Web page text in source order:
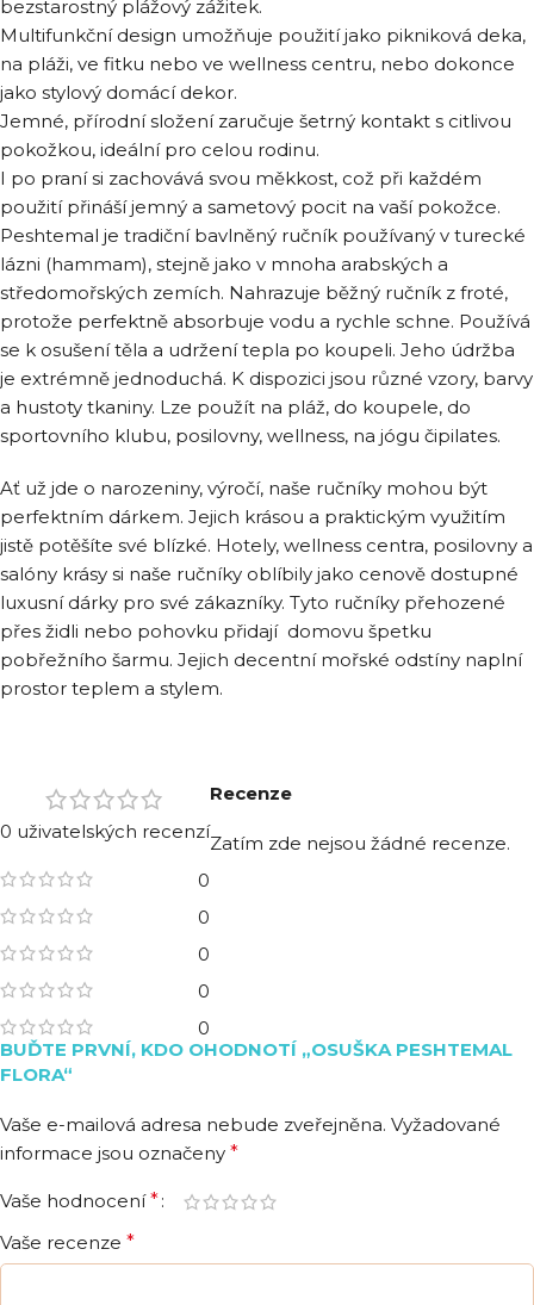
bezstarostný plážový zážitek.
Multifunkční design umožňuje použití jako pikniková deka,
na pláži, ve fitku nebo ve wellness centru, nebo dokonce
jako stylový domácí dekor.
Jemné, přírodní složení zaručuje šetrný kontakt s citlivou
pokožkou, ideální pro celou rodinu.
I po praní si zachovává svou měkkost, což při každém
použití přináší jemný a sametový pocit na vaší pokožce.
Peshtemal je tradiční bavlněný ručník používaný v turecké
lázni (hammam), stejně jako v mnoha arabských a
středomořských zemích. Nahrazuje běžný ručník z froté,
protože perfektně absorbuje vodu a rychle schne. Používá
se k osušení těla a udržení tepla po koupeli. Jeho údržba
je extrémně jednoduchá. K dispozici jsou různé vzory, barvy
a hustoty tkaniny. Lze použít na pláž, do koupele, do
sportovního klubu, posilovny, wellness, na jógu čipilates.
Ať už jde o narozeniny, výročí, naše ručníky mohou být
perfektním dárkem. Jejich krásou a praktickým využitím
jistě potěšíte své blízké. Hotely, wellness centra, posilovny a
salóny krásy si naše ručníky oblíbily jako cenově dostupné
luxusní dárky pro své zákazníky. Tyto ručníky přehozené
přes židli nebo pohovku přidají domovu špetku
pobřežního šarmu. Jejich decentní mořské odstíny naplní
prostor teplem a stylem.
0 uživatelských recenzí
0
0
0
0
0
Recenze
Zatím zde nejsou žádné recenze.
BUĎTE PRVNÍ, KDO OHODNOTÍ „OSUŠKA PESHTEMAL
FLORA“
Vaše e-mailová adresa nebude zveřejněna. Vyžadované
informace jsou označeny *
Vaše hodnocení*
Vaše recenze *